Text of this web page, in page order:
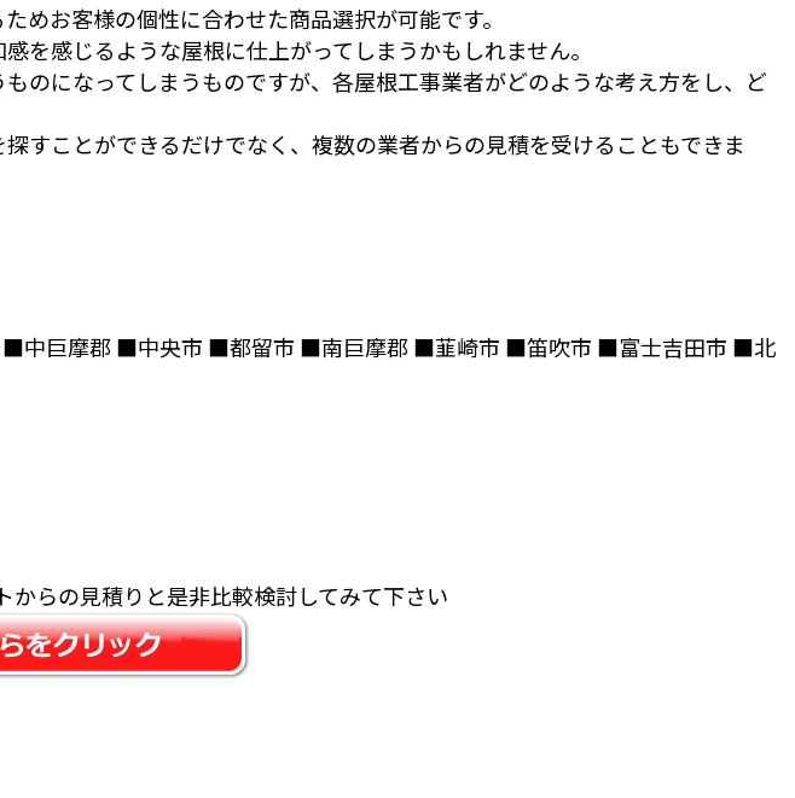
めお客様の個性に合わせた商品選択が可能です。
を感じるような屋根に仕上がってしまうかもしれません。
のになってしまうものですが、各屋根工事業者がどのような考え方をし、ど
すことができるだけでなく、複数の業者からの見積を受けることもできま
巨摩郡 ■中央市 ■都留市 ■南巨摩郡 ■韮崎市 ■笛吹市 ■富士吉田市 ■北